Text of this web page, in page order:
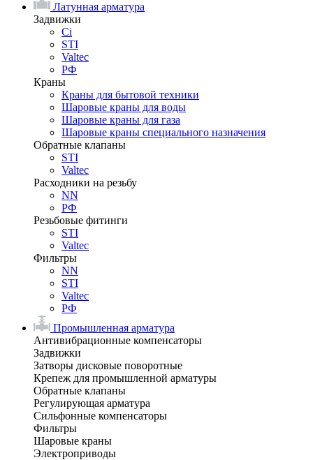
Латунная арматура
Задвижки
Ci
STI
Valtec
РФ
Краны
Краны для бытовой техники
Шаровые краны для воды
Шаровые краны для газа
Шаровые краны специального назначения
Обратные клапаны
STI
Valtec
Расходники на резьбу
NN
РФ
Резьбовые фитинги
STI
Valtec
Фильтры
NN
STI
Valtec
РФ
Промышленная арматура
Антивибрационные компенсаторы
Задвижки
Затворы дисковые поворотные
Крепеж для промышленной арматуры
Обратные клапаны
Регулирующая арматура
Сильфонные компенсаторы
Фильтры
Шаровые краны
Электроприводы